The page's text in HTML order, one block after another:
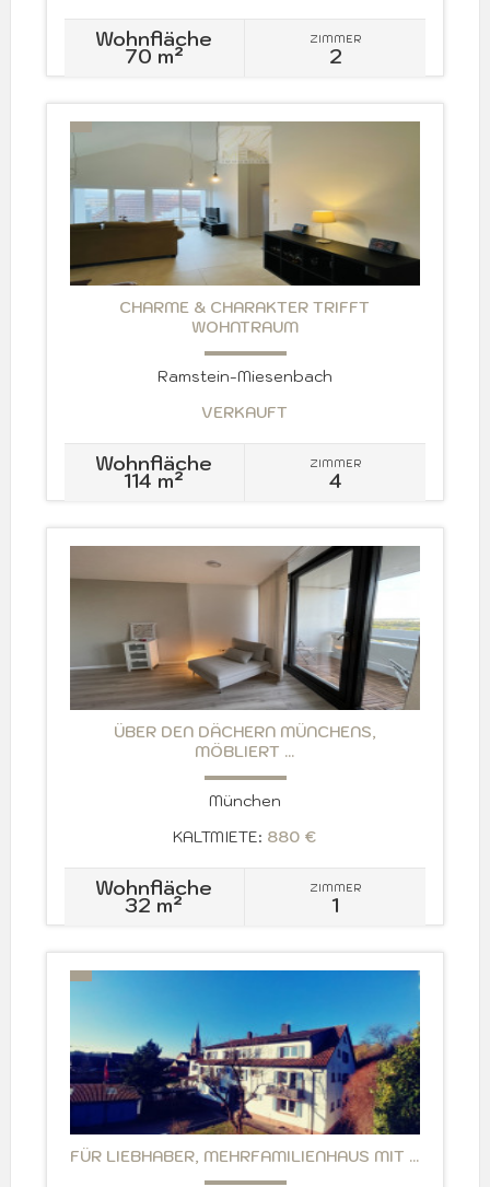
Wohnfläche
70 m²
ZIMMER
2
CHARME & CHARAKTER TRIFFT
WOHNTRAUM
Ramstein-Miesenbach
VERKAUFT
Wohnfläche
114 m²
ZIMMER
4
ÜBER DEN DÄCHERN MÜNCHENS,
MÖBLIERT ...
München
KALTMIETE: 880 €
Wohnfläche
32 m²
ZIMMER
1
FÜR LIEBHABER, MEHRFAMILIENHAUS MIT ...